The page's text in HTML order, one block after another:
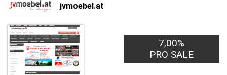
jvmoebel.at
7,00%
PRO SALE